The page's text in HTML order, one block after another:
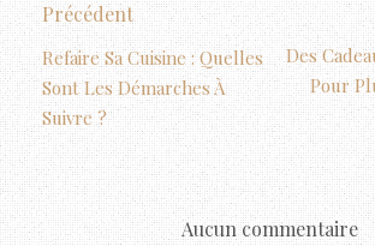
Précédent
Refaire Sa Cuisine : Quelles
Sont Les Démarches À
Suivre ?
Des
Pour
Aucun commentaire